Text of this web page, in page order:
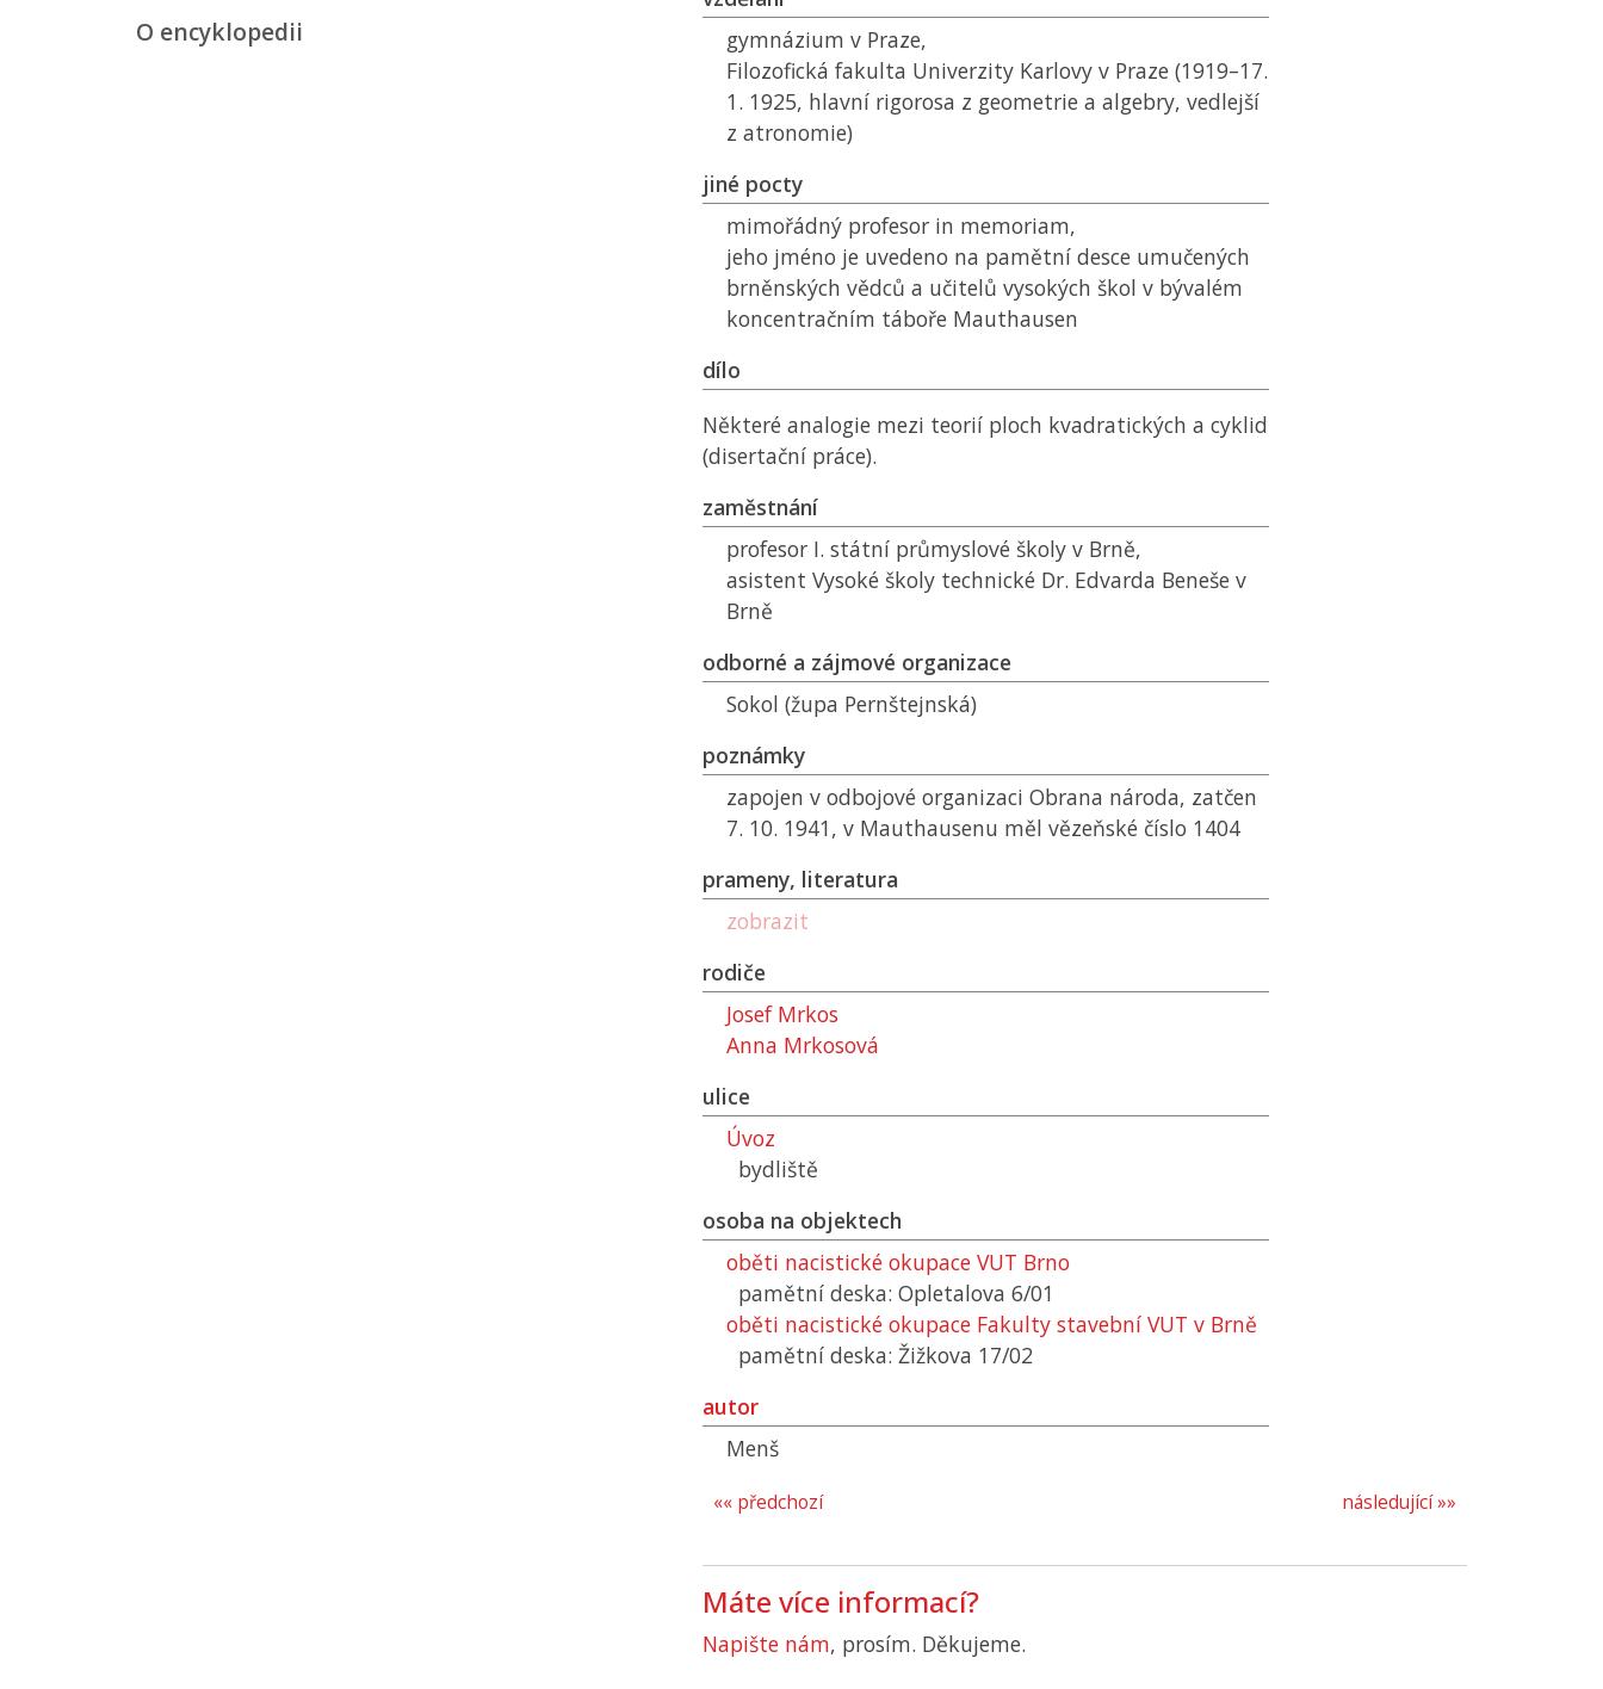
O encyklopedii
gymnázium v Praze,
Filozofická fakulta Univerzity Karlovy v Praze (1919–17.
1. 1925, hlavní rigorosa z geometrie a algebry, vedlejší
z atronomie)
jiné pocty
mimořádný profesor in memoriam,
jeho jméno je uvedeno na pamětní desce umučených
brněnských vědců a učitelů vysokých škol v bývalém
koncentračním táboře Mauthausen
dílo
Některé analogie mezi teorií ploch kvadratických a cyklid
(disertační práce).
zaměstnání
profesor I. státní průmyslové školy v Brně,
asistent Vysoké školy technické Dr. Edvarda Beneše v
Brně
odborné a zájmové organizace
Sokol (župa Pernštejnská)
poznámky
zapojen v odbojové organizaci Obrana národa, zatčen
7. 10. 1941, v Mauthausenu měl vězeňské číslo 1404
prameny, literatura
zobrazit
rodiče
Josef Mrkos
Anna Mrkosová
ulice
Úvoz
bydliště
osoba na objektech
oběti nacistické okupace VUT Brno
pamětní deska: Opletalova 6/01
oběti nacistické okupace Fakulty stavební VUT v Brně
pamětní deska: Žižkova 17/02
autor
Menš
následující »»
«« předchozí
Máte více informací?
Napište nám, prosím. Děkujeme.